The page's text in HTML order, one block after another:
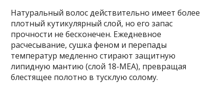
Натуральный волос действительно имеет более
плотный кутикулярный слой, но его запас
прочности не бесконечен. Ежедневное
расчесывание, сушка феном и перепады
температур медленно стирают защитную
липидную мантию (слой 18-MEA), превращая
блестящее полотно в тусклую солому.